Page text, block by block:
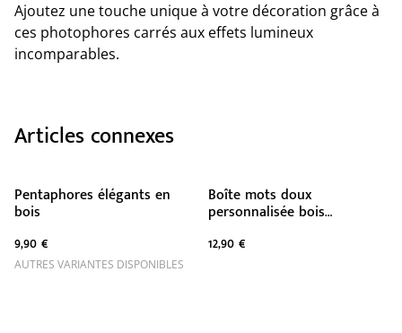
Ajoutez une touche unique à votre décoration grâce à
ces photophores carrés aux effets lumineux
incomparables.
Articles connexes
Pentaphores élégants en
bois
9,90 €
AUTRES VARIANTES DISPONIBLES
Boîte mots doux
personnalisée bois
12,90 €